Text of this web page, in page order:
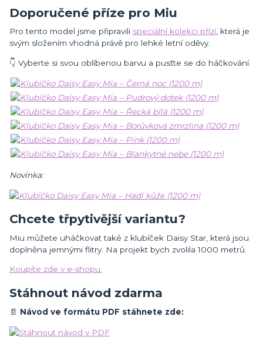
Doporučené příze pro Miu
Pro tento model jsme připravili speciální kolekci přízí, která je
svým složením vhodná právě pro lehké letní oděvy.
👇 Vyberte si svou oblíbenou barvu a pusťte se do háčkování.
Novinka:
Chcete třpytivější variantu?
Miu můžete uháčkovat také z klubíček Daisy Star, která jsou
doplněna jemnými flitry. Na projekt bych zvolila 1000 metrů.
Koupíte zde v e-shopu.
Stáhnout návod zdarma
📄 Návod ve formátu PDF stáhnete zde: